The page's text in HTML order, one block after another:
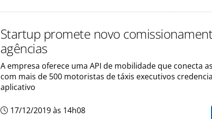
Startup promete novo
agências
A empresa oferece uma API de mobilidade que conecta
com mais de 500 motoristas de táxis executivos
aplicativo
17/12/2019 às 14h08